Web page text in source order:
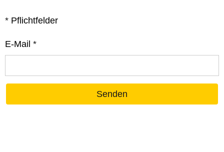
* Pflichtfelder
E-Mail *
Senden